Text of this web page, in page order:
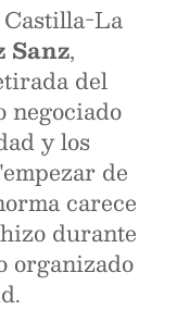
La
Sanz,
del
negociado
y los
de
carece
durante
organizado